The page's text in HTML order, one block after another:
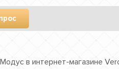
в интернет-магазине